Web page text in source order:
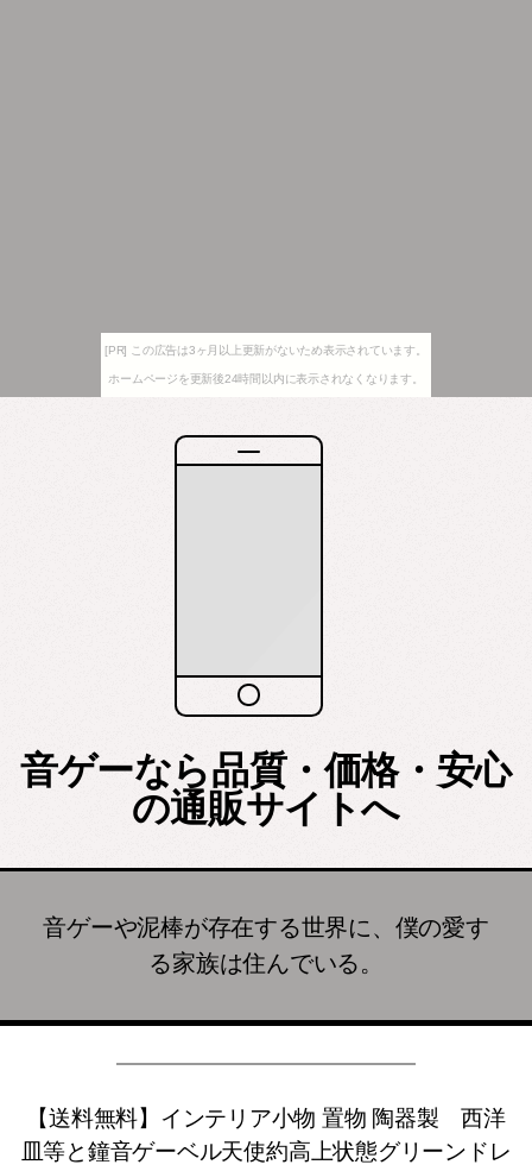
[PR] この広告は3ヶ月以上更新がないため表示されています。
ホームページを更新後24時間以内に表示されなくなります。
音ゲーなら品質・価格・安心
の通販サイトへ
音ゲーや泥棒が存在する世界に、僕の愛す
る家族は住んでいる。
【送料無料】インテリア小物 置物 陶器製 西洋
皿等と鐘音ゲーベル天使約高上状態グリーンドレ